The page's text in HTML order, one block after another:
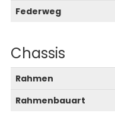
Federweg
Chassis
Rahmen
Rahmenbauart